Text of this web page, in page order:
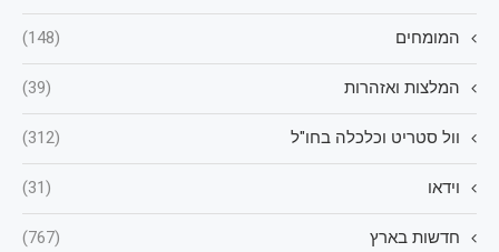
המומחים (148)
המלצות ואזהרות (39)
וול סטריט וכלכלה בחו"ל (312)
וידאו (31)
חדשות בארץ (767)